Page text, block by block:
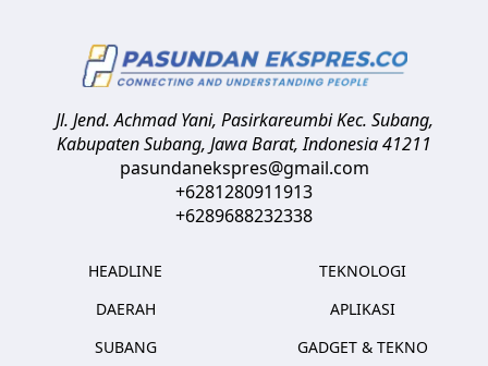
Jl. Jend. Achmad Yani, Pasirkareumbi Kec. Subang,
Kabupaten Subang, Jawa Barat,Indonesia41211
pasundanekspres@gmail.com
+6281280911913
+6289688232338
HEADLINE
DAERAH
SUBANG
TEKNOLOGI
APLIKASI
GADGET & TEKNO